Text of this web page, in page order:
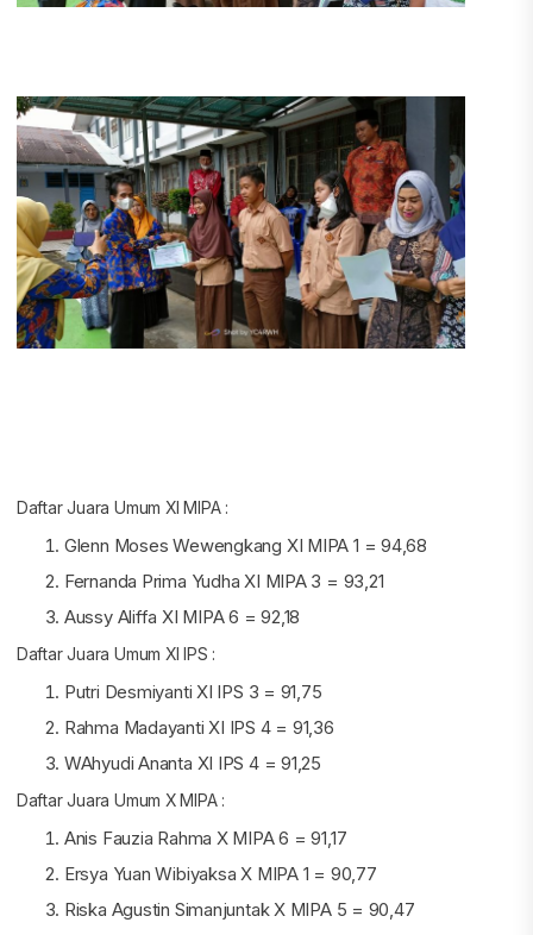
Daftar Juara Umum XI MIPA :
Glenn Moses Wewengkang XI MIPA 1 = 94,68
Fernanda Prima Yudha XI MIPA 3 = 93,21
Aussy Aliffa XI MIPA 6 = 92,18
Daftar Juara Umum XI IPS :
Putri Desmiyanti XI IPS 3 = 91,75
Rahma Madayanti XI IPS 4 = 91,36
WAhyudi Ananta XI IPS 4 = 91,25
Daftar Juara Umum X MIPA :
Anis Fauzia Rahma X MIPA 6 = 91,17
Ersya Yuan Wibiyaksa X MIPA 1 = 90,77
Riska Agustin Simanjuntak X MIPA 5 = 90,47